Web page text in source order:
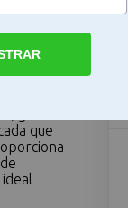
Laca
que